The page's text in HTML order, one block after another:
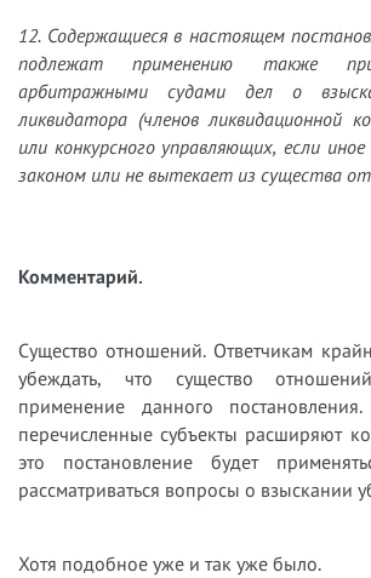
12. Содержащиеся в настоящем
подлежат применению также
арбитражными судами дел о
ликвидатора (членов ликвидационной
или конкурсного управляющих, если
законом или не вытекает из существа
Комментарий.
Существо отношений. Ответчикам
убеждать, что существо
применение данного
перечисленные субъекты расширяют
это постановление будет
рассматриваться вопросы о взыскании
Хотя подобное уже и так уже было.